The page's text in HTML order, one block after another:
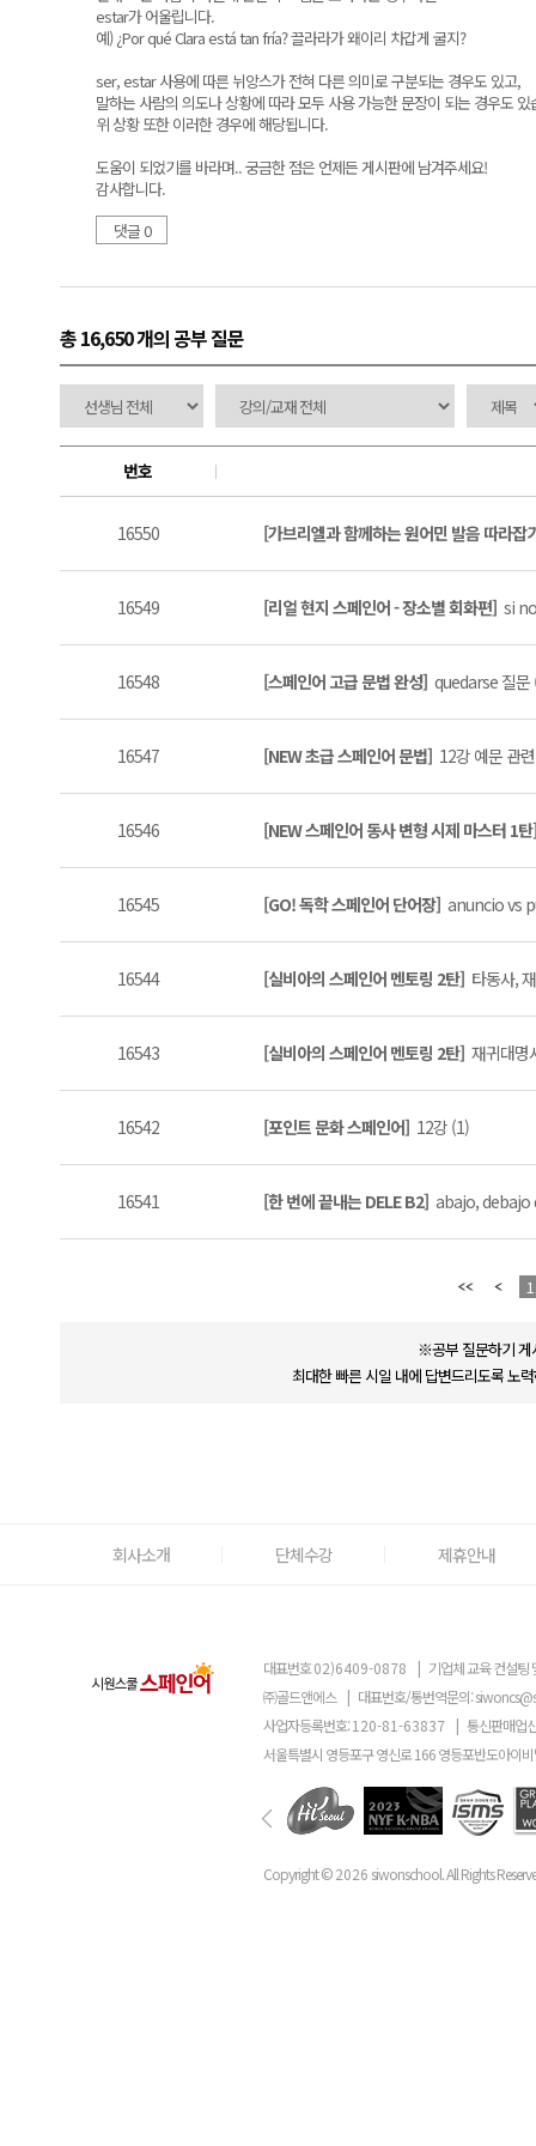
estar가 어울립니다.
예) ¿Por qué Clara está tan fría? 끌라라가 왜이리 차갑게 굴지?
ser, estar 사용에 따른 뉘앙스가 전혀 다른 의미로 구분되는 경우도 있고,
말하는 사람의 의도나 상황에 따라 모두 사용 가능한 문장이 되는 경우도 있
위 상황 또한 이러한 경우에 해당됩니다.
도움이 되었기를 바라며.. 궁금한 점은 언제든 게시판에 남겨주세요!
감사합니다.
댓글 0
총 16,650 개의 공부 질문
번호
16550 [가브리엘과 함께하는 원어민 발음 따라
16549 [리얼 현지 스페인어 - 장소별 회화편] si
16548 [스페인어 고급 문법 완성] quedarse 질문
16547 [NEW 초급 스페인어 문법] 12강 예문 관
16546 [NEW 스페인어 동사 변형 시제 마스터 1
16545 [GO! 독학 스페인어 단어장] anuncio vs
16544 [실비아의 스페인어 멘토링 2탄] 타동사,
16543 [실비아의 스페인어 멘토링 2탄] 재귀대명
16542 [포인트 문화 스페인어] 12강 (1)
16541 [한 번에 끝내는 DELE B2] abajo, debajo
※공부 질문하기 게
최대한 빠른 시일 내에 답변드리도록 노
회사소개 단체수강 제휴안내
대표번호02)6409-0878 | 기업체 교육 컨설팅
㈜골드앤에스 | 대표번호/통번역문의:
사업자등록번호:120-81-63837 | 통신판매업
서울특별시 영등포구 영신로 166 영등포반도아이
Copyright ©2026 siwonschool. All Rights